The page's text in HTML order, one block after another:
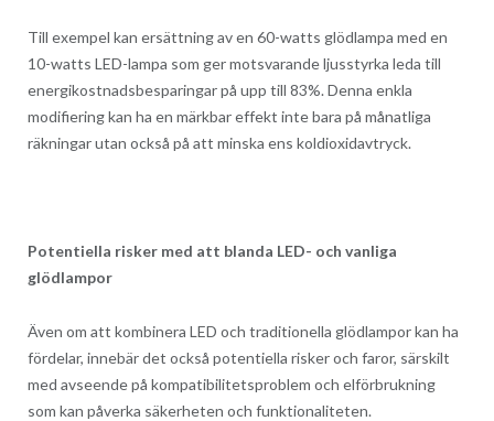
Till exempel kan ersättning av en 60-watts glödlampa med en
10-watts LED-lampa som ger motsvarande ljusstyrka leda till
energikostnadsbesparingar på upp till 83%. Denna enkla
modifiering kan ha en märkbar effekt inte bara på månatliga
räkningar utan också på att minska ens koldioxidavtryck.
Potentiella risker med att blanda LED- och vanliga
glödlampor
Även om att kombinera LED och traditionella glödlampor kan ha
fördelar, innebär det också potentiella risker och faror, särskilt
med avseende på kompatibilitetsproblem och elförbrukning
som kan påverka säkerheten och funktionaliteten.